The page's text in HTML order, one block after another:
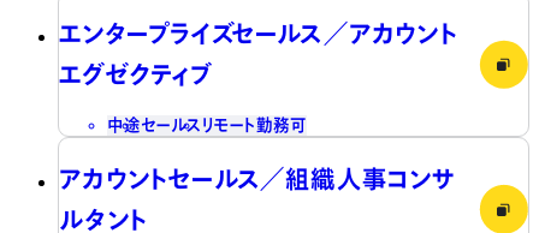
エンタープライズセールス／アカウント
エグゼクティブ
中途セールス リモート勤務可
アカウントセールス／組織人事コンサ
ルタント